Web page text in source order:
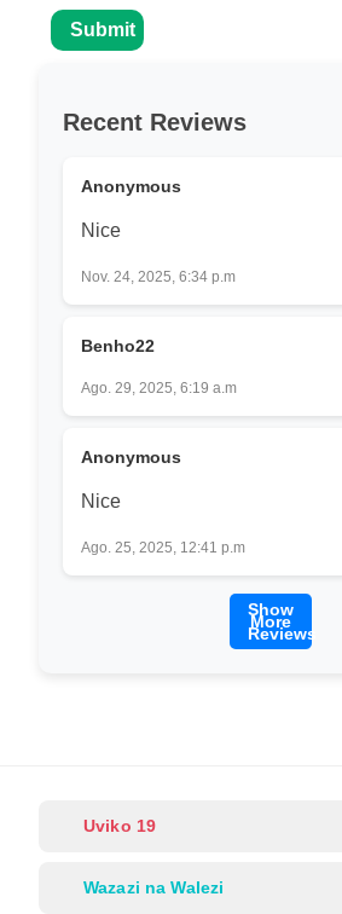
Submit
Recent Reviews
Anonymous
Nice
Nov. 24, 2025, 6:34 p.m
Benho22
Ago. 29, 2025, 6:19 a.m
Anonymous
Nice
Ago. 25, 2025, 12:41 p.m
Show
More
Reviews
Uviko 19
Wazazi na Walezi